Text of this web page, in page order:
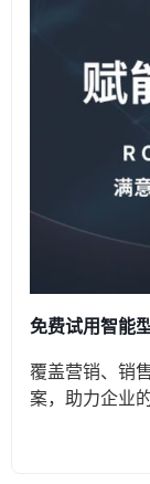
免费试用智能
覆盖营销、销
案，助力企业